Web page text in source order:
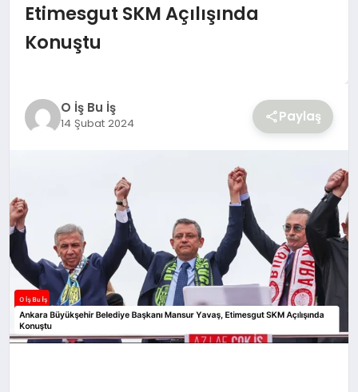
SPOR
Etimesgut SKM Açılışında
Konuştu
O İş Bu İş
14 Şubat 2024 Paylaş